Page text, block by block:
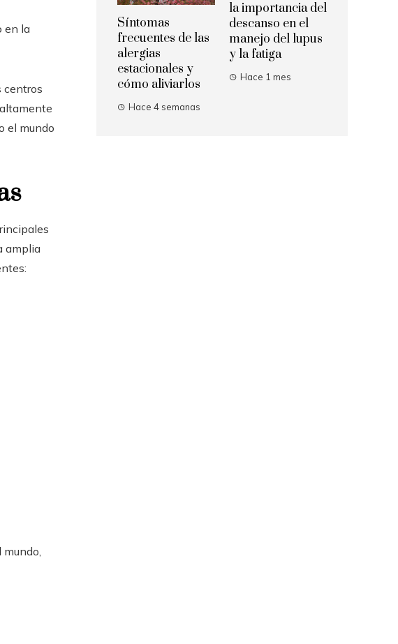
en la
centros
el mundo
amplia
Síntomas
frecuentes de las
alergias
estacionales y
cómo aliviarlos
Hace 4 semanas
la importancia del
descanso en el
manejo del lupus
y la fatiga
Hace 1 mes